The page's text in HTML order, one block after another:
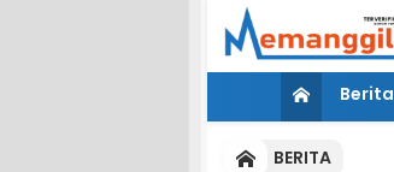
Berita
BERITA